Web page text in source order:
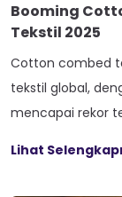
Booming
Tekstil 2025
Cotton combed
tekstil global,
mencapai rekor
combed
Lihat